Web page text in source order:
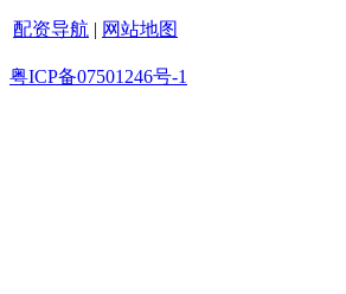
配资导航 | 网站地图
粤ICP备07501246号-1